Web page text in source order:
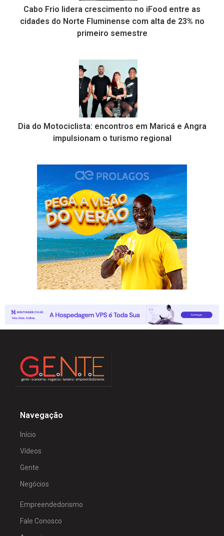
Cabo Frio lidera crescimento no iFood entre as
cidades do Norte Fluminense com alta de 23% no
primeiro semestre
Dia do Motociclista: encontros em Maricá e Angra
impulsionam o turismo regional
Navegação
Início
Vídeos
Gente
Negócios
Empreendedorismo
Fale Conosco